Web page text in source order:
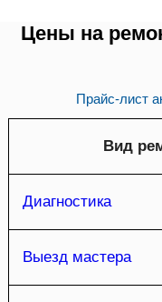
Цены на
Прайс-лист
Вид
Диагностика
Выезд мастера